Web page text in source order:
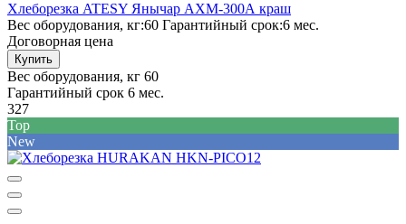
Хлеборезка ATESY Янычар АХМ-300А краш
Вес оборудования, кг:60 Гарантийный срок:6 мес.
Договорная цена
Купить
Вес оборудования, кг 60
Гарантийный срок 6 мес.
327
Top
New